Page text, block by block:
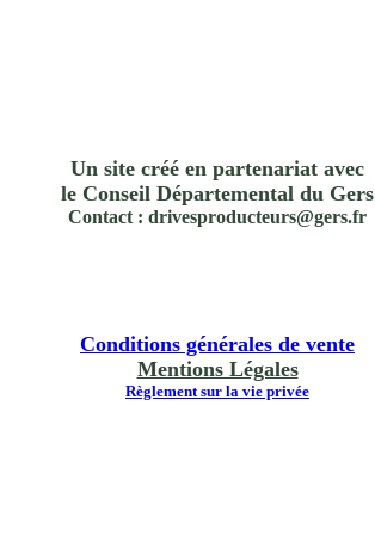
Un site créé en partenariat avec
le Conseil Départemental du Gers
Contact : drivesproducteurs@gers.fr
Conditions générales de vente
Mentions Légales
Règlement sur la vie privée